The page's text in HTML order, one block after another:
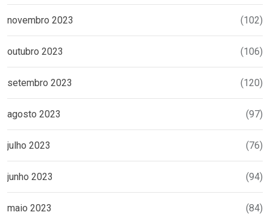
novembro 2023 (102)
outubro 2023 (106)
setembro 2023 (120)
agosto 2023 (97)
julho 2023 (76)
junho 2023 (94)
maio 2023 (84)